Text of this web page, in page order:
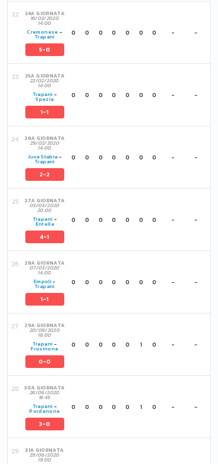
24A GIORNATA
16/02/2020
14:00
Cremonese -
Trapani
5-0
0 0 0 0 0 0 0 - -
25A GIORNATA
22/02/2020
14:00
Trapani -
Spezia
1-1
0 0 0 0 0 0 0 - -
26A GIORNATA
29/02/2020
14:00
Juve Stabia -
Trapani
2-2
0 0 0 0 0 0 0 - -
27A GIORNATA
03/03/2020
20:00
Trapani -
Entella
4-1
0 0 0 0 0 0 0 - -
28A GIORNATA
07/03/2020
14:00
Empoli -
Trapani
1-1
0 0 0 0 0 0 0 - -
29A GIORNATA
20/06/2020
16:00
Trapani -
Frosinone
0-0
0 0 0 0 0 1 0 - -
30A GIORNATA
26/06/2020
16:45
Trapani -
Pordenone
3-0
0 0 0 0 0 1 0 - -
31A GIORNATA
29/06/2020
19:00